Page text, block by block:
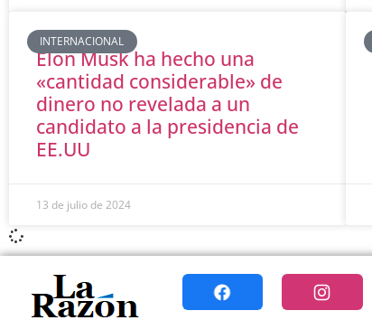
INTERNACIONAL
Elon Musk ha hecho una
«cantidad considerable» de
dinero no revelada a un
candidato a la presidencia de
EE.UU
13 de julio de 2024